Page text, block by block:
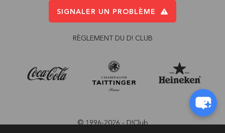
SIGNALER UN PROBLÈME
RÈGLEMENT DU D! CLUB
© 1996-2026 - D!Club